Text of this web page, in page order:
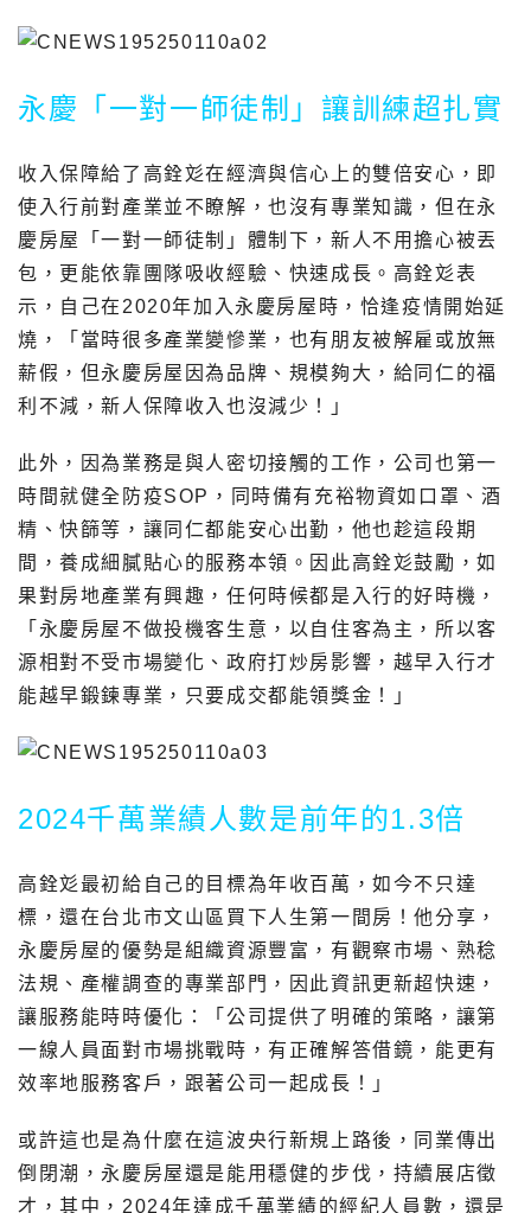
永慶「一對一師徒制」讓訓練超扎實
收入保障給了高銓彣在經濟與信心上的雙倍安心，即
使入行前對產業並不瞭解，也沒有專業知識，但在永
慶房屋「一對一師徒制」體制下，新人不用擔心被丟
包，更能依靠團隊吸收經驗、快速成長。高銓彣表
示，自己在2020年加入永慶房屋時，恰逢疫情開始延
燒，「當時很多產業變慘業，也有朋友被解雇或放無
薪假，但永慶房屋因為品牌、規模夠大，給同仁的福
利不減，新人保障收入也沒減少！」
此外，因為業務是與人密切接觸的工作，公司也第一
時間就健全防疫SOP，同時備有充裕物資如口罩、酒
精、快篩等，讓同仁都能安心出勤，他也趁這段期
間，養成細膩貼心的服務本領。因此高銓彣鼓勵，如
果對房地產業有興趣，任何時候都是入行的好時機，
「永慶房屋不做投機客生意，以自住客為主，所以客
源相對不受市場變化、政府打炒房影響，越早入行才
能越早鍛鍊專業，只要成交都能領獎金！」
2024千萬業績人數是前年的1.3倍
高銓彣最初給自己的目標為年收百萬，如今不只達
標，還在台北市文山區買下人生第一間房！他分享，
永慶房屋的優勢是組織資源豐富，有觀察市場、熟稔
法規、產權調查的專業部門，因此資訊更新超快速，
讓服務能時時優化：「公司提供了明確的策略，讓第
一線人員面對市場挑戰時，有正確解答借鏡，能更有
效率地服務客戶，跟著公司一起成長！」
或許這也是為什麼在這波央行新規上路後，同業傳出
倒閉潮，永慶房屋還是能用穩健的步伐，持續展店徵
才，其中，2024年達成千萬業績的經紀人員數，還是